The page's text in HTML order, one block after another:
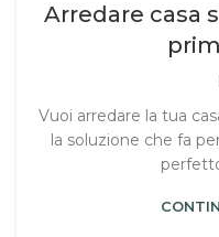
Arredare casa
Vuoi arredare la tua
la soluzione che fa